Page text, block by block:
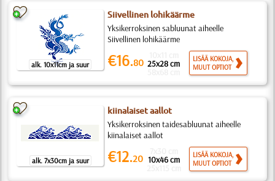
alk. 10x11cm ja suur
Siivellinen lohikäärme
Yksikerroksinen sabluunat aiheelle
Siivellinen lohikäärme
€16.80 25x28 cm
LISÄÄ KOKOJA,
MUUT OPTIOT
alk. 7x30cm ja suur
kiinalaiset aallot
Yksikerroksinen taidesabluunat aiheelle
kiinalaiset aallot
€12.20 10x46 cm
LISÄÄ KOKOJA,
MUUT OPTIOT